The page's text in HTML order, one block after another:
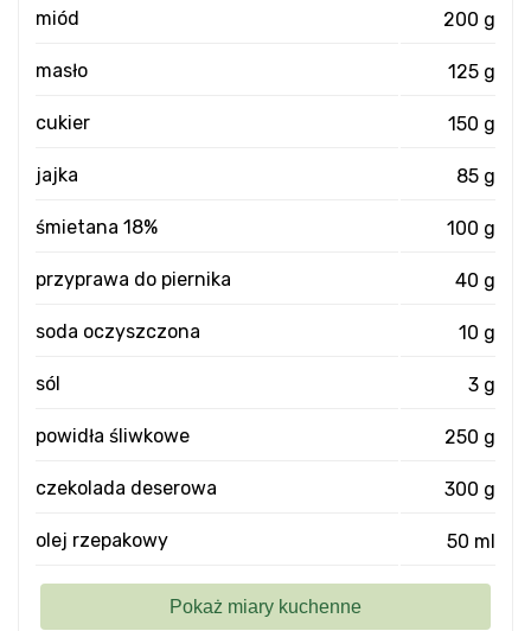
miód 200 g
masło 125 g
cukier 150 g
jajka 85 g
śmietana 18% 100 g
przyprawa do piernika 40 g
soda oczyszczona 10 g
sól 3 g
powidła śliwkowe 250 g
czekolada deserowa 300 g
olej rzepakowy 50 ml